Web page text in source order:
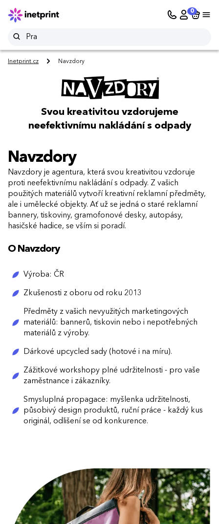
0
Inetprint.cz Navzdory
Svou kreativitou vzdorujeme
neefektivnímu nakládání s odpady
Navzdory
Navzdory je agentura, která svou kreativitou vzdoruje
proti neefektivnímu nakládání s odpady. Z vašich
použitých materiálů vytvoří kreativní reklamní předměty,
ale i umělecké objekty. Ať už se jedná o staré reklamní
bannery, tiskoviny, gramofonové desky, autopásy,
hasičské hadice, se vším si poradí.
O Navzdory
Výroba: ČR
Zkušenosti z oboru od roku 2013
Předměty z vašich nevyužitých marketingových
materiálů: bannerů, tiskovin nebo i nepotřebných
materiálů z výroby.
Dárkové upcycled sady (hotové i na míru).
Zážitkové workshopy plné udržitelnosti - pro vaše
zaměstnance i zákazníky.
Smysluplná propagace: myšlenka udržitelnosti,
působivý design produktů, ruční práce - každý kus
originál, odlišení se od konkurence.